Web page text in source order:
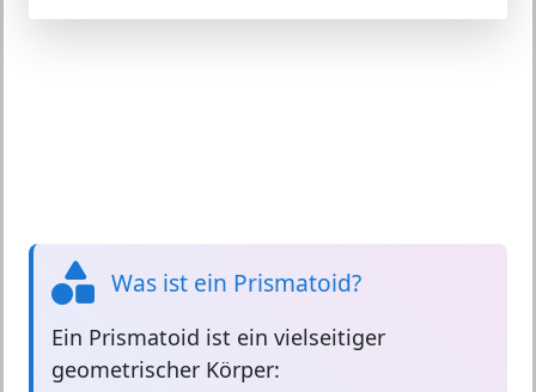
Was ist ein Prismatoid?
Ein Prismatoid ist ein vielseitiger
geometrischer Körper: